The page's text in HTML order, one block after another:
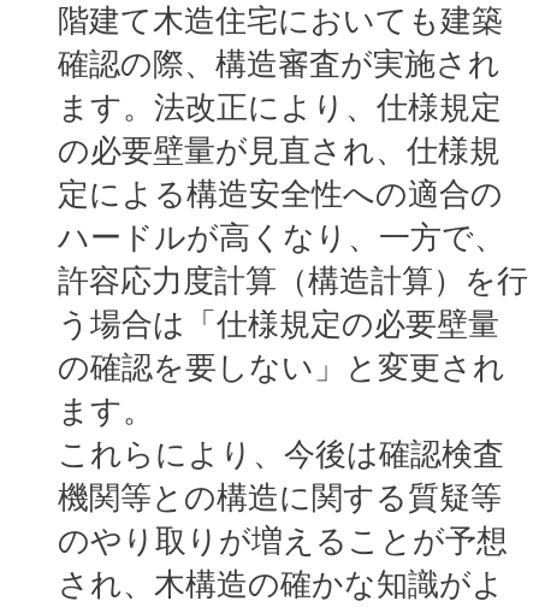
階建て木造住宅においても建築
確認の際、構造審査が実施され
ます。法改正により、仕様規定
の必要壁量が見直され、仕様規
定による構造安全性への適合の
ハードルが高くなり、一方で、
許容応力度計算（構造計算）を行
う場合は「仕様規定の必要壁量
の確認を要しない」と変更され
ます。
これらにより、今後は確認検査
機関等との構造に関する質疑等
のやり取りが増えることが予想
され、木構造の確かな知識がよ